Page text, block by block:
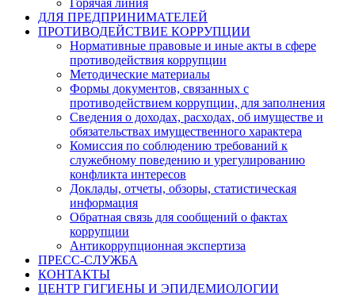
Горячая линия
ДЛЯ ПРЕДПРИНИМАТЕЛЕЙ
ПРОТИВОДЕЙСТВИЕ КОРРУПЦИИ
Нормативные правовые и иные акты в сфере
противодействия коррупции
Методические материалы
Формы документов, связанных с
противодействием коррупции, для заполнения
Сведения о доходах, расходах, об имуществе и
обязательствах имущественного характера
Комиссия по соблюдению требований к
служебному поведению и урегулированию
конфликта интересов
Доклады, отчеты, обзоры, статистическая
информация
Обратная связь для сообщений о фактах
коррупции
Антикоррупционная экспертиза
ПРЕСС-СЛУЖБА
КОНТАКТЫ
ЦЕНТР ГИГИЕНЫ И ЭПИДЕМИОЛОГИИ